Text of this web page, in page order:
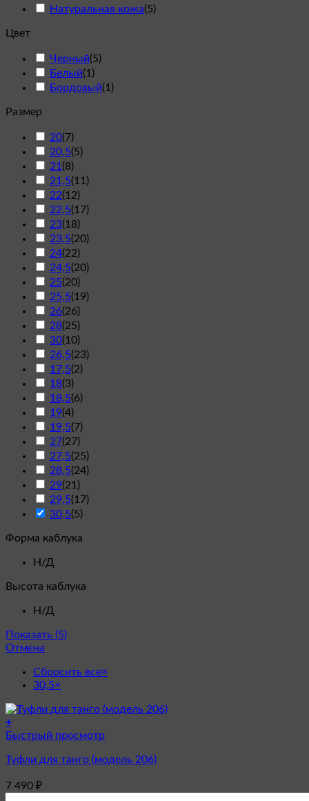
Натуральная кожа(5)
Цвет
Черный(5)
Белый(1 )
Бордовый(1 )
Размер
20(7)
20,5(5)
21 (8)
21,5(11 )
22(12)
22,5(17)
23(18)
23,5(20)
24(22)
24,5(20)
25(20)
25,5(19)
26(26)
28(25)
30(10)
26,5(23)
17,5(2)
18(3)
18,5(6)
19(4)
19,5(7)
27(27)
27,5(25)
28,5(24)
29(21 )
29,5(17)
30,5(5)
Форма каблука
Н/Д
Высота каблука
Н/Д
Показать (5)
Отмена
Сбросить все×
30,5×
+
Этот
имеет
вариаций.
Быстрый просмотр
Туфли для танго (модель 206)
7 490 ₽